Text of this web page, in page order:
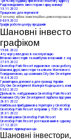
Третьому будинку присвоєно поштову адресу
Раді повідомити інвесторам гарну новину!
13.11.2022
Працюємо для перемоги!
З початку війни інвестиційно-девелоперська
04.09.2022
Графік роботи центру продажів
Шановні
графіком
19.08.2022
4-ту чергу введено в експлуатацію
Вітаємо інвесторів та майбутніх власників з
27.05.2022
Святобор Park Resort відновлює свою роботу
Шановні друзі, інвестори та клієнти
Повідомляємо, що компанія City One
16.04.2022
Гуманітарна допомога для громад України
City One Development Валерія Кодецького,
03.02.2022
Діяльність забудовника Cвятобор Park
Компанія City One Development підбила
28.01.2022
Найбільша прибудинкова територія у
Святобор Park Resort потрапив у ТОП-30 ЖК
26.01.2022
Зелений район Святобор Park Resort
Святобор Park Resort розташований в одному
27.12.2021
Планове підвищення цін
Шановні